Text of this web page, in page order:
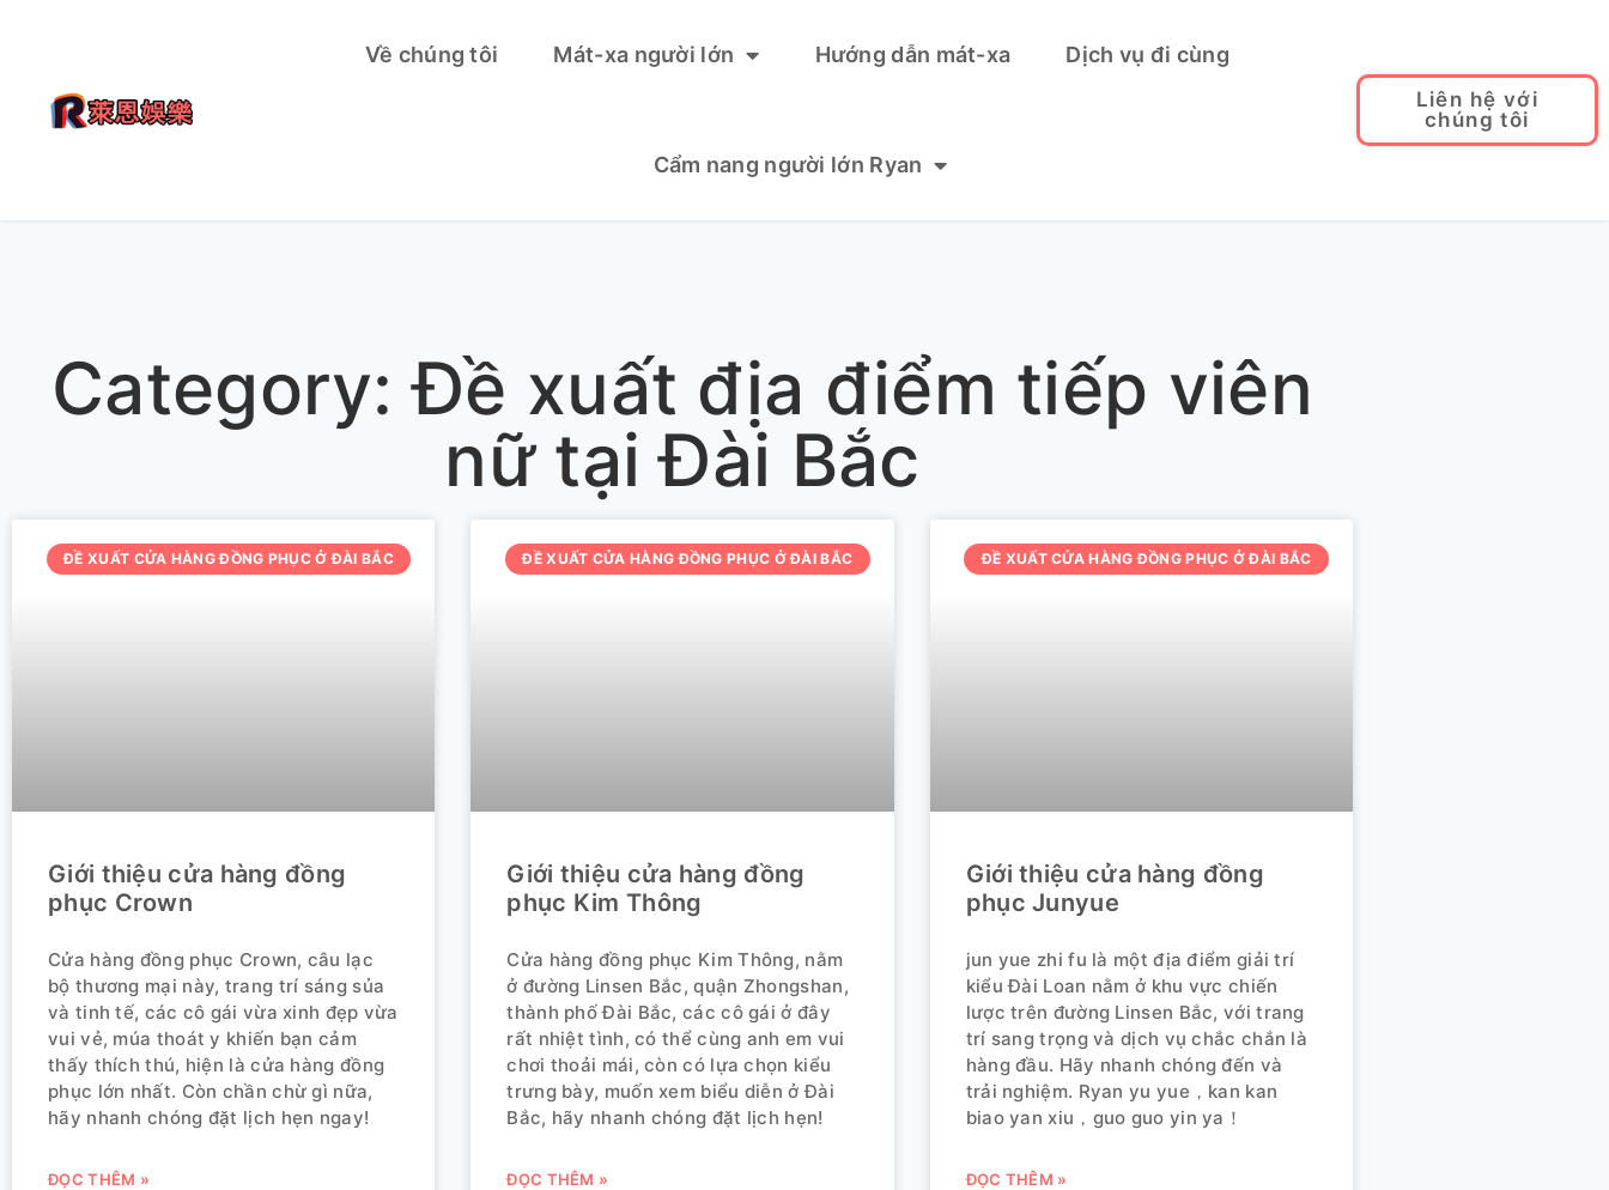
Về chúng tôi Mát-xa người lớn Hướng dẫn mát-xa Dịch vụ đi cùng
Cẩm nang người lớn Ryan
Liên hệ với
chúng tôi
Category: Đề xuất địa điểm tiếp viên
nữ tại Đài Bắc
ĐỀ XUẤT CỬA HÀNG ĐỒNG PHỤC Ở ĐÀI BẮC
Giới thiệu cửa hàng đồng
phục Crown
Cửa hàng đồng phục Crown, câu lạc
bộ thương mại này, trang trí sáng sủa
và tinh tế, các cô gái vừa xinh đẹp vừa
vui vẻ, múa thoát y khiến bạn cảm
thấy thích thú, hiện là cửa hàng đồng
phục lớn nhất. Còn chần chừ gì nữa,
hãy nhanh chóng đặt lịch hẹn ngay!
ĐỌC THÊM »
ĐỀ XUẤT CỬA HÀNG ĐỒNG PHỤC Ở ĐÀI BẮC
Giới thiệu cửa hàng đồng
phục Kim Thông
Cửa hàng đồng phục Kim Thông, nằm
ở đường Linsen Bắc, quận Zhongshan,
thành phố Đài Bắc, các cô gái ở đây
rất nhiệt tình, có thể cùng anh em vui
chơi thoải mái, còn có lựa chọn kiểu
trưng bày, muốn xem biểu diễn ở Đài
Bắc, hãy nhanh chóng đặt lịch hẹn!
ĐỌC THÊM »
ĐỀ XUẤT CỬA HÀNG ĐỒNG PHỤC Ở ĐÀI BẮC
Giới thiệu cửa hàng đồng
phục Junyue
jun yue zhi fu là một địa điểm giải trí
kiểu Đài Loan nằm ở khu vực chiến
lược trên đường Linsen Bắc, với trang
trí sang trọng và dịch vụ chắc chắn là
hàng đầu. Hãy nhanh chóng đến và
trải nghiệm. Ryan yu yue，kan kan
biao yan xiu，guo guo yin ya！
ĐỌC THÊM »